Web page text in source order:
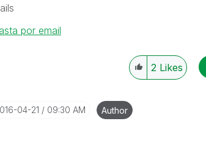
por email
2 Likes
04-21 09:30 AM Author